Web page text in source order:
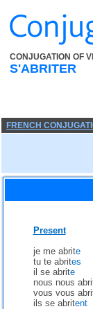
CONJUGATION OF
S'ABRITER
FRENCH
Present
je me abrite
tu te abrites
il se abrite
nous nous
vous vous
ils se abritent